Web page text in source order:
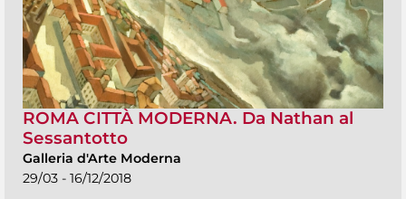
ROMA CITTÀ MODERNA. Da Nathan al
Sessantotto
Galleria d'Arte Moderna
29/03 - 16/12/2018